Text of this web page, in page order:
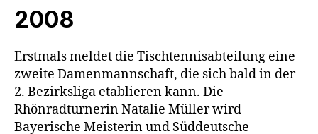
2008
Erstmals meldet die Tischtennisabteilung eine
zweite Damenmannschaft, die sich bald in der
2. Bezirksliga etablieren kann. Die
Rhönradturnerin Natalie Müller wird
Bayerische Meisterin und Süddeutsche